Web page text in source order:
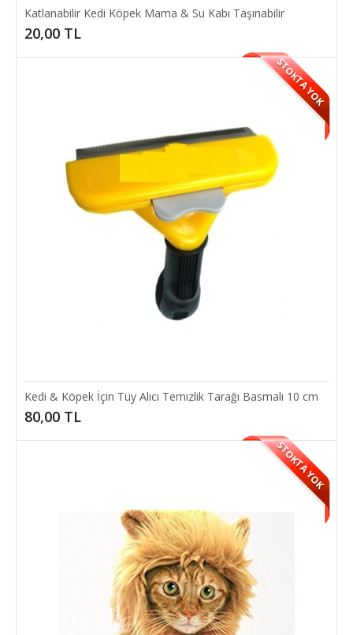
Ayarlanabilir özelliği ile kedilerinize özel olarak
tasarlanmıştır.120cm olmakla beraber bir çok ren..
15,00 TL
SEPETE EKLE
Hamburger Sesli Köpek Oyuncağı-Pet Hamburger
Katlanabilir Kedi Köpek Mama & Su Kabı Taşınabilir
20,00 TL
Kedi & Köpek İçin Tüy Alıcı Temizlik Tarağı Basmalı 10 cm
STOKTA YOK
80,00 TL
STOKTA YOK